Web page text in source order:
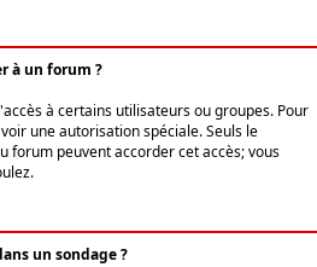
à un forum ?
à certains utilisateurs ou groupes. Pour
une autorisation spéciale. Seuls le
forum peuvent accorder cet accès; vous
un sondage ?